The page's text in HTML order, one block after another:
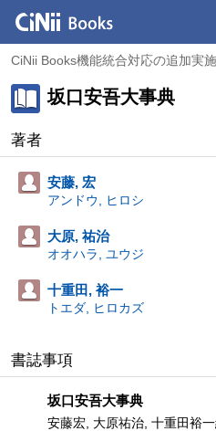
CiNii Books機能統合対応の追加実
坂口安吾大事典
著者
安藤, 宏
アンドウ, ヒロシ
大原, 祐治
オオハラ, ユウジ
十重田, 裕一
トエダ, ヒロカズ
書誌事項
坂口安吾大事典
安藤宏, 大原祐治, 十重田裕